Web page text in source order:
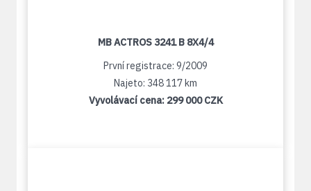
MB ACTROS 3241 B 8X4/4
První registrace: 9/2009
Najeto: 348 117 km
Vyvolávací cena: 299 000 CZK